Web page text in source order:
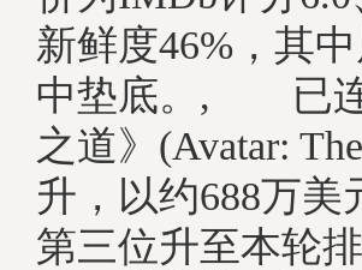
新鲜度46%，其
中垫底。, 已连
之道》(Avatar:
升，以约688万
第三位升至本轮